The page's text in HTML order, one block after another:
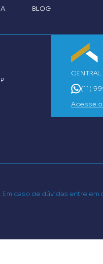
BLOG
(11)
Acesse o
caso de dúvidas entre em